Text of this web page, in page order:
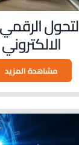
الالكتروني
مشاهدة المزيد